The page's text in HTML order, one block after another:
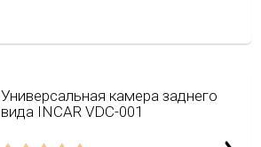
Универсальная камера заднего
вида INCAR VDC-001